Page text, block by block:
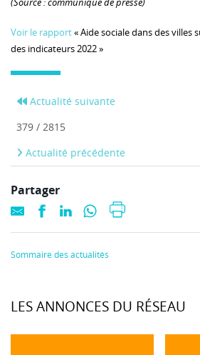
Voir le rapport« Aide sociale dans des villes
des indicateurs 2022 »
Actualité suivante
379 / 2815
Actualité précédente
Partager
Sommaire des actualités
LES ANNONCES DU RÉSEAU